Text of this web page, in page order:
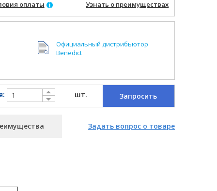
оплаты Узнать о преимуществах
Официальный дистрибьютор
Benedict
шт. Запросить
Задать вопрос о товаре